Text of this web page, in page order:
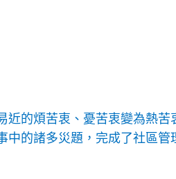
的煩苦衷、憂苦衷變為熱
的諸多災題，完成了社區